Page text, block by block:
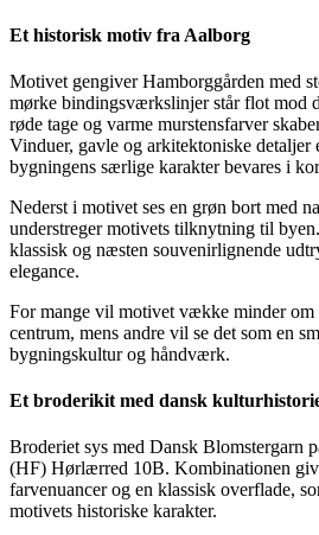
Et historisk motiv fra Aalborg
Motivet gengiver Hamborggården med
mørke bindingsværkslinjer står flot mod
røde tage og varme murstensfarver
Vinduer, gavle og arkitektoniske detaljer
bygningens særlige karakter bevares i
Nederst i motivet ses en grøn bort med
understreger motivets tilknytning til
klassisk og næsten souvenirlignende
elegance.
For mange vil motivet vække minder om
centrum, mens andre vil se det som en
bygningskultur og håndværk.
Et broderikit med dansk
Broderiet sys med Dansk Blomstergarn
(HF) Hørlærred 10B. Kombinationen
farvenuancer og en klassisk overflade,
motivets historiske karakter.